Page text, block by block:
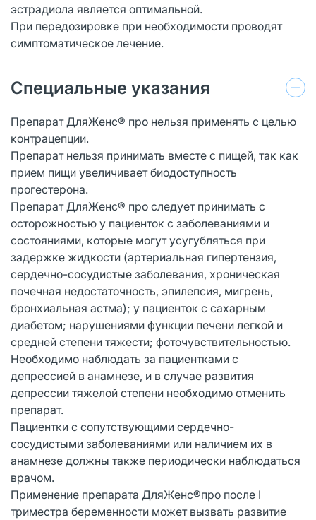
эстрадиола является оптимальной.
При передозировке при необходимости проводят
симптоматическое лечение.
Специальные указания
Препарат ДляЖенс® про нельзя применять с целью
контрацепции.
Препарат нельзя принимать вместе с пищей, так как
прием пищи увеличивает биодоступность
прогестерона.
Препарат ДляЖенс® про следует принимать с
осторожностью у пациенток с заболеваниями и
состояниями, которые могут усугубляться при
задержке жидкости (артериальная гипертензия,
сердечно-сосудистые заболевания, хроническая
почечная недостаточность, эпилепсия, мигрень,
бронхиальная астма); у пациенток с сахарным
диабетом; нарушениями функции печени легкой и
средней степени тяжести; фоточувствительностью.
Необходимо наблюдать за пациентками с
депрессией в анамнезе, и в случае развития
депрессии тяжелой степени необходимо отменить
препарат.
Пациентки с сопутствующими сердечно-
сосудистыми заболеваниями или наличием их в
анамнезе должны также периодически наблюдаться
врачом.
Применение препарата ДляЖенс®про после I
триместра беременности может вызвать развитие